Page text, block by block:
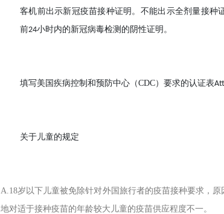
客机前出示新冠疫苗接种证明。不能出示全剂量接种
前24小时内的新冠病毒检测的阴性证明。
填写美国疾病控制和预防中心（CDC）要求的认证表
关于儿童的规定
A.18岁以下儿童被免除针对外国旅行者的疫苗接种要求，
地对适于接种疫苗的年龄较大儿童的疫苗供应程度不一。